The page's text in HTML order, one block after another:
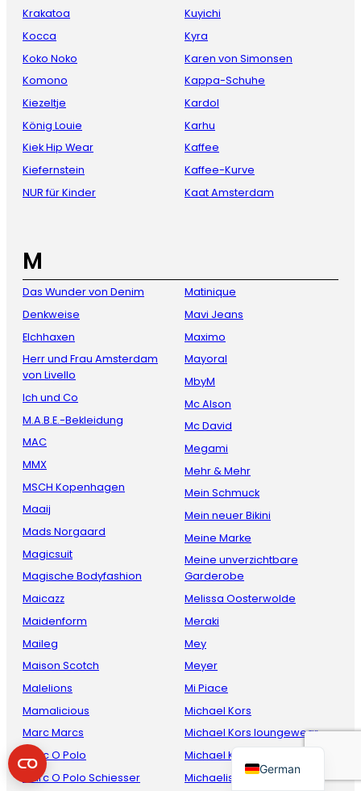
Krakatoa
Kocca
Koko Noko
Komono
Kiezeltje
König Louie
Kiek Hip Wear
Kiefernstein
NUR für Kinder
Kuyichi
Kyra
Karen von Simonsen
Kappa-Schuhe
Kardol
Karhu
Kaffee
Kaffee-Kurve
Kaat Amsterdam
M
Das Wunder von Denim
Denkweise
Elchhaxen
Herr und Frau Amsterdam
von Livello
Ich und Co
M.A.B.E.-Bekleidung
MAC
MMX
MSCH Kopenhagen
Maaij
Mads Norgaard
Magicsuit
Magische Bodyfashion
Maicazz
Maidenform
Maileg
Maison Scotch
Malelions
Mamalicious
Marc Marcs
Marc O Polo
Marc O Polo Schiesser
Matinique
Mavi Jeans
Maximo
Mayoral
MbyM
Mc Alson
Mc David
Megami
Mehr & Mehr
Mein Schmuck
Mein neuer Bikini
Meine Marke
Meine unverzichtbare
Garderobe
Melissa Oosterwolde
Meraki
Mey
Meyer
Mi Piace
Michael Kors
Michael Kors loungewear
Michael Kors underwear
Michaelis
German
Dutch